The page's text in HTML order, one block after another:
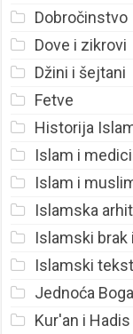
Dobročinstvo
Dove i zikrovi
Džini i šejtani
Fetve
Historija
Islam i
Islam i
Islamska
Islamski brak
Islamski
Jednoća
Kur'an i Hadis